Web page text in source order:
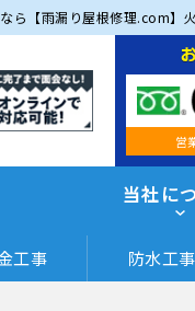
ら【雨漏り屋根修理.com】
営
当社に
工事 防水工事